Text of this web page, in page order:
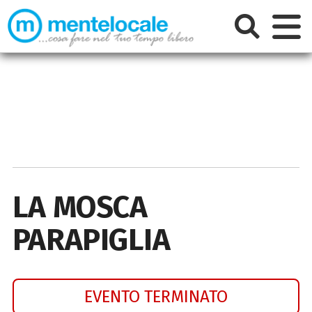
LA MOSCA
PARAPIGLIA
EVENTO TERMINATO